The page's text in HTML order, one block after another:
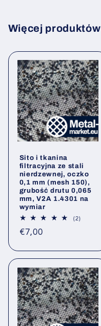
Więcej produktów
Sito i tkanina
filtracyjna ze stali
nierdzewnej, oczko
0,1 mm (mesh 150),
grubość drutu 0,065
mm, V2A 1.4301 na
wymiar
(2)2
Cena
€7,00